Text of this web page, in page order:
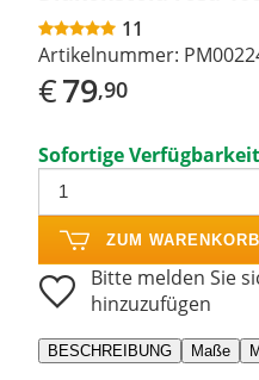
11
Artikelnummer:
€79,90
Sofortige Verfügbarkeit
ZUM
Bitte melden Sie
hinzuzufügen
BESCHREIBUNG Maße